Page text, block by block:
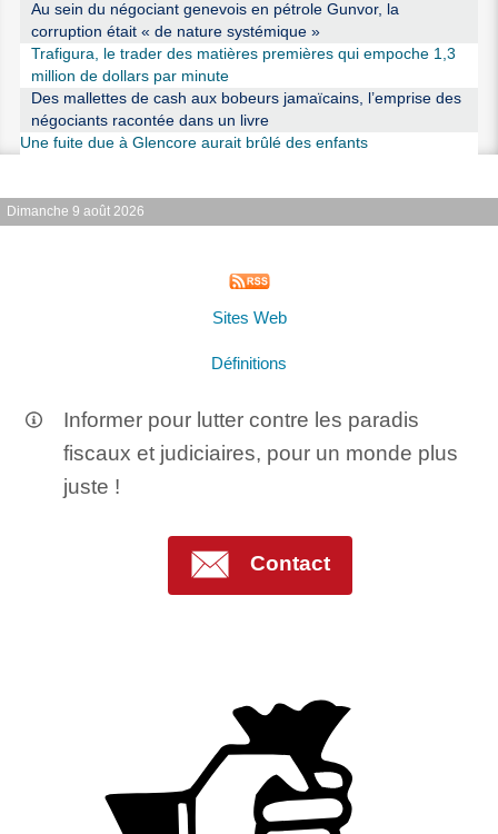
Au sein du négociant genevois en pétrole Gunvor, la
corruption était « de nature systémique »
Trafigura, le trader des matières premières qui empoche 1,3
million de dollars par minute
Des mallettes de cash aux bobeurs jamaïcains, l’emprise des
négociants racontée dans un livre
Une fuite due à Glencore aurait brûlé des enfants
Dimanche 9 août 2026
Sites Web
Définitions
Informer pour lutter contre les paradis
fiscaux et judiciaires, pour un monde plus
juste !
Contact